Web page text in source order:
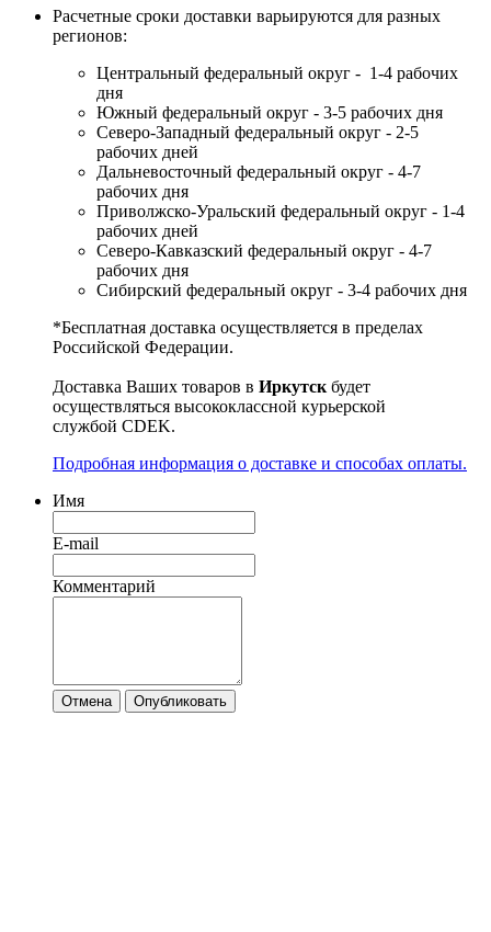
Расчетные сроки доставки варьируются для разных
регионов:
Центральный федеральный округ - 1-4 рабочих
дня
Южный федеральный округ - 3-5 рабочих дня
Северо-Западный федеральный округ - 2-5
рабочих дней
Дальневосточный федеральный округ - 4-7
рабочих дня
Приволжско-Уральский федеральный округ - 1-4
рабочих дней
Северо-Кавказский федеральный округ - 4-7
рабочих дня
Сибирский федеральный округ - 3-4 рабочих дня
*Бесплатная доставка осуществляется в пределах
Российской Федерации.
Доставка Ваших товаров в Иркутскбудет
осуществляться высококлассной курьерской
службой CDEK.
Подробная информация о доставке и способах оплаты.
Имя
E-mail
Комментарий
Отмена Опубликовать